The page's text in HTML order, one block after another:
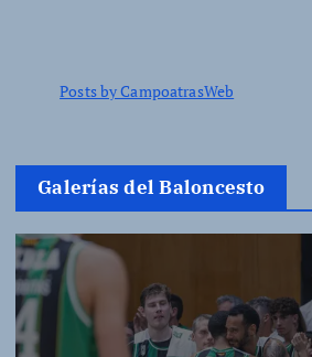
Posts by CampoatrasWeb
Galerías del Baloncesto